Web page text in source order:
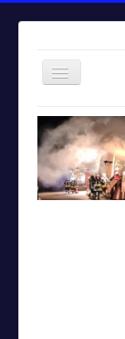
Navigation
an/aus
Home
Einsätze
Aktuelles